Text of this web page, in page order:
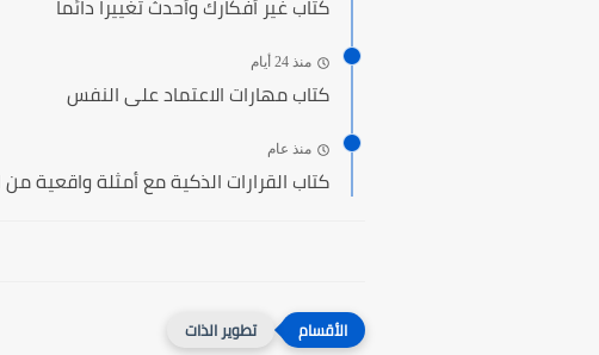
كتاب غير أفكارك وأحدث تغييرا دائما
منذ 24 أيام
كتاب مهارات الاعتماد على النفس
منذ عام
كتاب القرارات الذكية مع أمثلة واقعية
تطوير الذات